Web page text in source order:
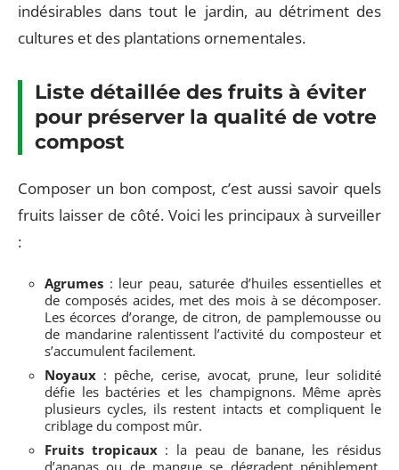
indésirables dans tout le jardin, au détriment des
cultures et des plantations ornementales.
Liste détaillée des fruits à éviter
pour préserver la qualité de votre
compost
Composer un bon compost, c’est aussi savoir quels
fruits laisser de côté. Voici les principaux à surveiller
:
Agrumes : leur peau, saturée d’huiles essentielles et
de composés acides, met des mois à se décomposer.
Les écorces d’orange, de citron, de pamplemousse ou
de mandarine ralentissent l’activité du composteur et
s’accumulent facilement.
Noyaux : pêche, cerise, avocat, prune, leur solidité
défie les bactéries et les champignons. Même après
plusieurs cycles, ils restent intacts et compliquent le
criblage du compost mûr.
Fruits tropicaux: la peau de banane, les résidus